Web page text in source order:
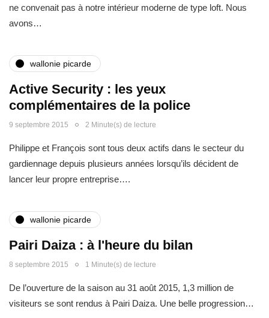
ne convenait pas à notre intérieur moderne de type loft. Nous
avons…
wallonie picarde
Active Security : les yeux
complémentaires de la police
9 septembre 2015 2 Minute(s) de lecture
Philippe et François sont tous deux actifs dans le secteur du
gardiennage depuis plusieurs années lorsqu’ils décident de
lancer leur propre entreprise….
wallonie picarde
Pairi Daiza : à l'heure du bilan
8 septembre 2015 1 Minute(s) de lecture
De l’ouverture de la saison au 31 août 2015, 1,3 million de
visiteurs se sont rendus à Pairi Daiza. Une belle progression…